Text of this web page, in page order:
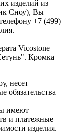
изделий из
Сноу), Вы
+7 (499)
Vicostone
Кромка
несет
обязательства
имеют
и платежные
изделия.